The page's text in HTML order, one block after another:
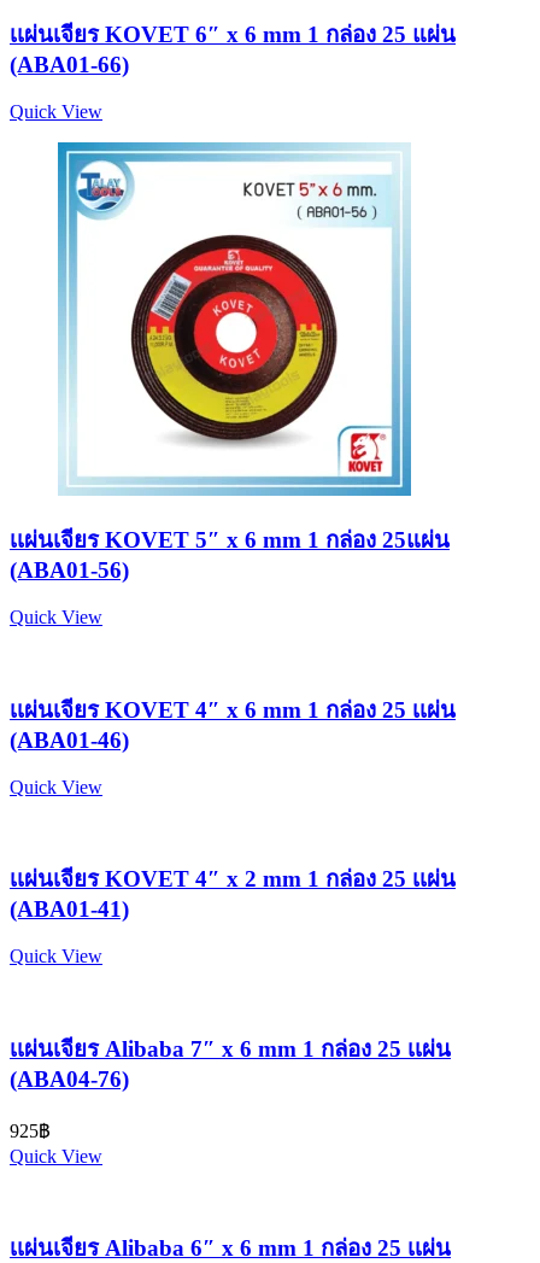
เเผ่นเจียร KOVET 6″ x 6 mm 1 กล่อง 25 แผ่น
(ABA01-66)
Quick View
เเผ่นเจียร KOVET 5″ x 6 mm 1 กล่อง 25แผ่น
(ABA01-56)
Quick View
เเผ่นเจียร KOVET 4″ x 6 mm 1 กล่อง 25 เเผ่น
(ABA01-46)
Quick View
เเผ่นเจียร KOVET 4″ x 2 mm 1 กล่อง 25 เเผ่น
(ABA01-41)
Quick View
เเผ่นเจียร Alibaba 7″ x 6 mm 1 กล่อง 25 เเผ่น
(ABA04-76)
925฿
Quick View
เเผ่นเจียร Alibaba 6″ x 6 mm 1 กล่อง 25 เเผ่น